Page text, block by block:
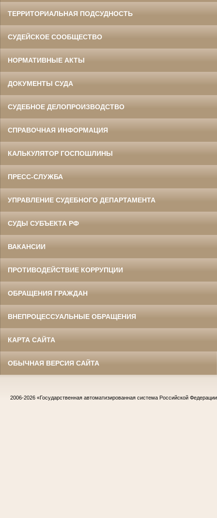
ТЕРРИТОРИАЛЬНАЯ ПОДСУДНОСТЬ
СУДЕЙСКОЕ СООБЩЕСТВО
НОРМАТИВНЫЕ АКТЫ
ДОКУМЕНТЫ СУДА
СУДЕБНОЕ ДЕЛОПРОИЗВОДСТВО
СПРАВОЧНАЯ ИНФОРМАЦИЯ
КАЛЬКУЛЯТОР ГОСПОШЛИНЫ
ПРЕСС-СЛУЖБА
УПРАВЛЕНИЕ СУДЕБНОГО ДЕПАРТАМЕНТА
СУДЫ СУБЪЕКТА РФ
ВАКАНСИИ
ПРОТИВОДЕЙСТВИЕ КОРРУПЦИИ
ОБРАЩЕНИЯ ГРАЖДАН
ВНЕПРОЦЕССУАЛЬНЫЕ ОБРАЩЕНИЯ
КАРТА САЙТА
ОБЫЧНАЯ ВЕРСИЯ САЙТА
2006-2026 «Государственная автоматизированная система Российской